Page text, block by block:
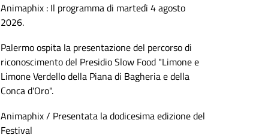
Animaphix : Il programma di martedì 4 agosto
2026.
Palermo ospita la presentazione del percorso di
riconoscimento del Presidio Slow Food "Limone e
Limone Verdello della Piana di Bagheria e della
Conca d'Oro".
Animaphix / Presentata la dodicesima edizione del
Festival